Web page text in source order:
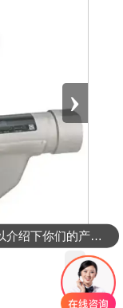
›
›
可以介绍下你们的产品么